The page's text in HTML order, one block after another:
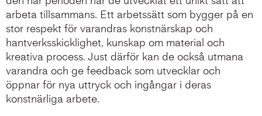
arbeta tillsammans. Ett arbetssätt som bygger på en
stor respekt för varandras konstnärskap och
hantverksskicklighet, kunskap om material och
kreativa process. Just därför kan de också utmana
varandra och ge feedback som utvecklar och
öppnar för nya uttryck och ingångar i deras
konstnärliga arbete.